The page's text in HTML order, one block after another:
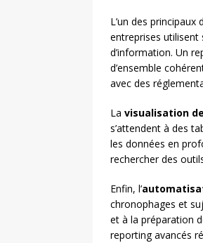
L’un des principaux
entreprises utilisent
d’information. Un
d’ensemble
avec des
La visualisation
s’attendent à des
les données en
rechercher des
Enfin, l’
chronophages et
et à la préparation
reporting avancés